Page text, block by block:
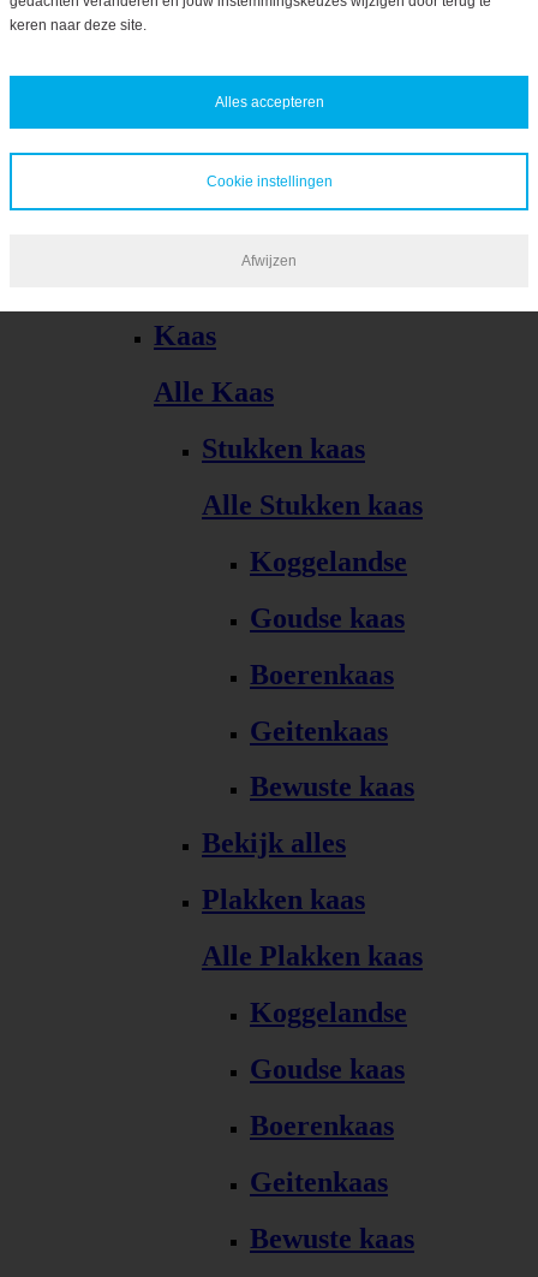
Bekijk alles
Kaas
Alle Kaas
Stukken kaas
Alle Stukken kaas
Koggelandse
Goudse kaas
Boerenkaas
Geitenkaas
Bewuste kaas
Bekijk alles
Plakken kaas
Alle Plakken kaas
Koggelandse
Goudse kaas
Boerenkaas
Geitenkaas
Bewuste kaas
keren naar deze site.
Alles accepteren
Cookie instellingen
Afwijzen